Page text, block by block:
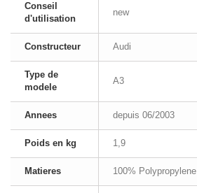
Conseil
d'utilisation
new
Constructeur Audi
Type de
modele
A3
Annees depuis 06/2003
Poids en kg 1,9
Matieres 100% Polypropylene